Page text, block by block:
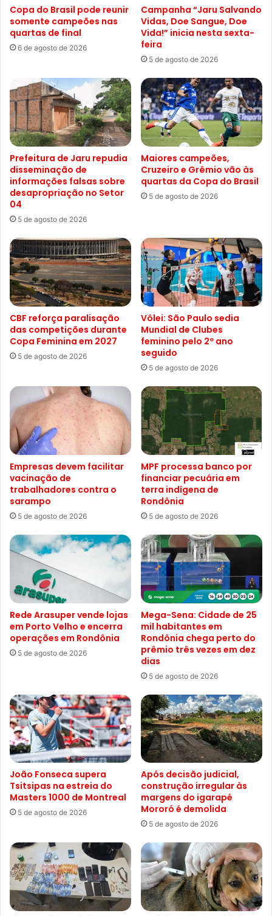
Copa do Brasil pode reunir
somente campeões nas
quartas de final
6 de agosto de 2026
Campanha “Jaru Salvando
Vidas, Doe Sangue, Doe
Vida!” inicia nesta sexta-
feira
5 de agosto de 2026
Prefeitura de Jaru repudia
disseminação de
informações falsas sobre
desapropriação no Setor
04
5 de agosto de 2026
Maiores campeões,
Cruzeiro e Grêmio vão às
quartas da Copa do Brasil
5 de agosto de 2026
CBF reforça paralisação
das competições durante
Copa Feminina em 2027
5 de agosto de 2026
Vôlei: São Paulo sedia
Mundial de Clubes
feminino pelo 2º ano
seguido
5 de agosto de 2026
Empresas devem facilitar
vacinação de
trabalhadores contra o
sarampo
5 de agosto de 2026
MPF processa banco por
financiar pecuária em
terra indígena de
Rondônia
5 de agosto de 2026
Rede Arasuper vende lojas
em Porto Velho e encerra
operações em Rondônia
5 de agosto de 2026
Mega-Sena: Cidade de 25
mil habitantes em
Rondônia chega perto do
prêmio três vezes em dez
dias
5 de agosto de 2026
João Fonseca supera
Tsitsipas na estreia do
Masters 1000 de Montreal
5 de agosto de 2026
Após decisão judicial,
construção irregular às
margens do igarapé
Mororó é demolida
5 de agosto de 2026